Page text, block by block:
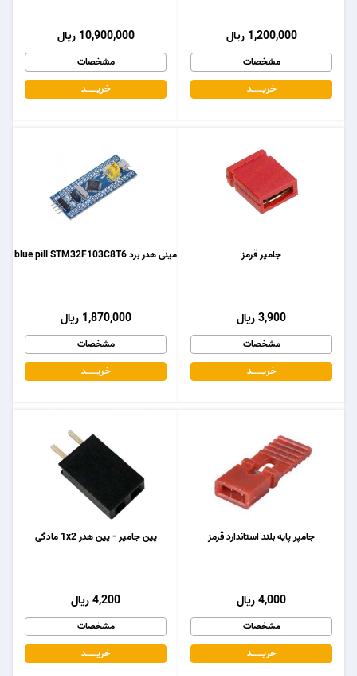
10,900,000 ریال
مشخصات
خریـــــــد
1,200,000 ریال
مشخصات
خریـــــــد
مینی هدر برد blue pill STM32F103C8T6
1,870,000 ریال
مشخصات
خریـــــــد
جامپر قرمز
3,900 ریال
مشخصات
خریـــــــد
پین جامپر - پین هدر 1x2 مادگی
4,200 ریال
مشخصات
خریـــــــد
جامپر پایه بلند استاندارد قرمز
4,000 ریال
مشخصات
خریـــــــد